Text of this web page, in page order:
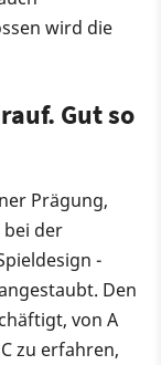
wird die
Gut so
Prägung,
bei der
-
Den
von A
zu erfahren,